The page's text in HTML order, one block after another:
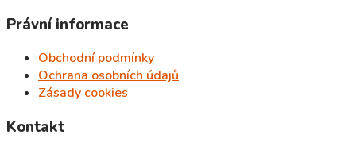
Právní informace
Obchodní podmínky
Ochrana osobních údajů
Zásady cookies
Kontakt